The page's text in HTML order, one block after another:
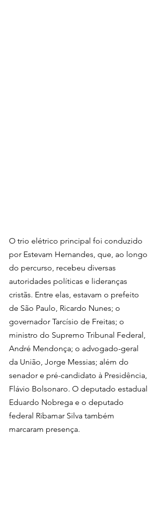
O trio elétrico principal foi conduzido
por Estevam Hernandes, que, ao longo
do percurso, recebeu diversas
autoridades políticas e lideranças
cristãs. Entre elas, estavam o prefeito
de São Paulo, Ricardo Nunes; o
governador Tarcísio de Freitas; o
ministro do Supremo Tribunal Federal,
André Mendonça; o advogado-geral
da União, Jorge Messias; além do
senador e pré-candidato à Presidência,
Flávio Bolsonaro. O deputado estadual
Eduardo Nobrega e o deputado
federal Ribamar Silva também
marcaram presença.